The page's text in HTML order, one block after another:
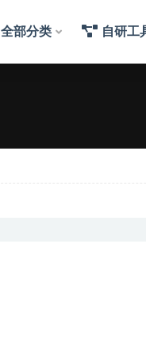
全部分类 自研工